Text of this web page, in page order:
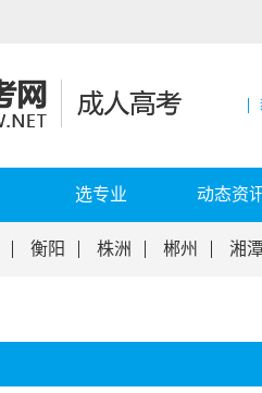
选专业 动态资
衡阳 株洲 郴州 湘